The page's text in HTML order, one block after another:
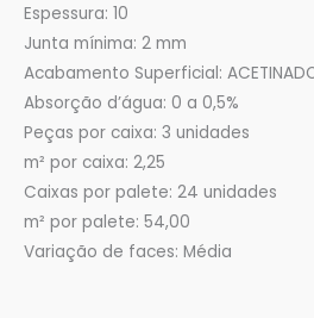
Espessura: 10
Junta mínima: 2 mm
Acabamento Superficial:
Absorção d’água: 0 a 0,5%
Peças por caixa: 3 unidades
m² por caixa: 2,25
Caixas por palete: 24 unidades
m² por palete: 54,00
Variação de faces: Média